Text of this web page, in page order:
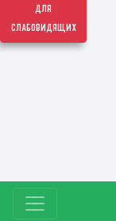
для
слабовидящих